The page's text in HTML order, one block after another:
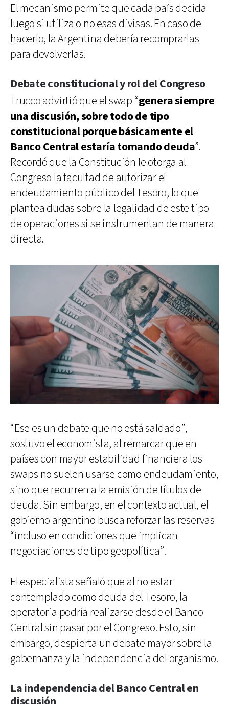
El mecanismo permite que cada país decida
luego si utiliza o no esas divisas. En caso de
hacerlo, la Argentina debería recomprarlas
para devolverlas.
Debate constitucional y rol del Congreso
Trucco advirtió que el swap “genera siempre
una discusión, sobre todo de tipo
constitucional porque básicamente el
Banco Central estaría tomando deuda”.
Recordó que la Constitución le otorga al
Congreso la facultad de autorizar el
endeudamiento público del Tesoro, lo que
plantea dudas sobre la legalidad de este tipo
de operaciones si se instrumentan de manera
directa.
“Ese es un debate que no está saldado”,
sostuvo el economista, al remarcar que en
países con mayor estabilidad financiera los
swaps no suelen usarse como endeudamiento,
sino que recurren a la emisión de títulos de
deuda. Sin embargo, en el contexto actual, el
gobierno argentino busca reforzar las reservas
“incluso en condiciones que implican
negociaciones de tipo geopolítica”.
El especialista señaló que al no estar
contemplado como deuda del Tesoro, la
operatoria podría realizarse desde el Banco
Central sin pasar por el Congreso. Esto, sin
embargo, despierta un debate mayor sobre la
gobernanza y la independencia del organismo.
La independencia del Banco Central en